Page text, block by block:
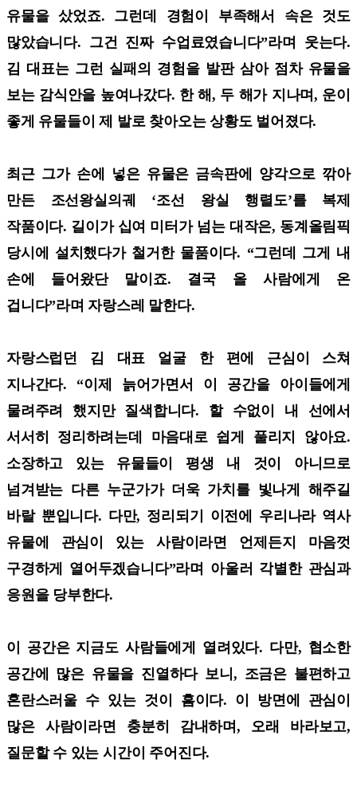
유물을 샀었죠. 그런데 경험이 부족해서 속은 것도
많았습니다. 그건 진짜 수업료였습니다”라며 웃는다.
김 대표는 그런 실패의 경험을 발판 삼아 점차 유물을
보는 감식안을 높여나갔다. 한 해, 두 해가 지나며, 운이
좋게 유물들이 제 발로 찾아오는 상황도 벌어졌다.
최근 그가 손에 넣은 유물은 금속판에 양각으로 깎아
만든 조선왕실의궤 ‘조선 왕실 행렬도’를 복제
작품이다. 길이가 십여 미터가 넘는 대작은, 동계올림픽
당시에 설치했다가 철거한 물품이다. “그런데 그게 내
손에 들어왔단 말이죠. 결국 올 사람에게 온
겁니다”라며 자랑스레 말한다.
자랑스럽던 김 대표 얼굴 한 편에 근심이 스쳐
지나간다. “이제 늙어가면서 이 공간을 아이들에게
물려주려 했지만 질색합니다. 할 수없이 내 선에서
서서히 정리하려는데 마음대로 쉽게 풀리지 않아요.
소장하고 있는 유물들이 평생 내 것이 아니므로
넘겨받는 다른 누군가가 더욱 가치를 빛나게 해주길
바랄 뿐입니다. 다만, 정리되기 이전에 우리나라 역사
유물에 관심이 있는 사람이라면 언제든지 마음껏
구경하게 열어두겠습니다”라며 아울러 각별한 관심과
응원을 당부한다.
이 공간은 지금도 사람들에게 열려있다. 다만, 협소한
공간에 많은 유물을 진열하다 보니, 조금은 불편하고
혼란스러울 수 있는 것이 흠이다. 이 방면에 관심이
많은 사람이라면 충분히 감내하며, 오래 바라보고,
질문할 수 있는 시간이 주어진다.